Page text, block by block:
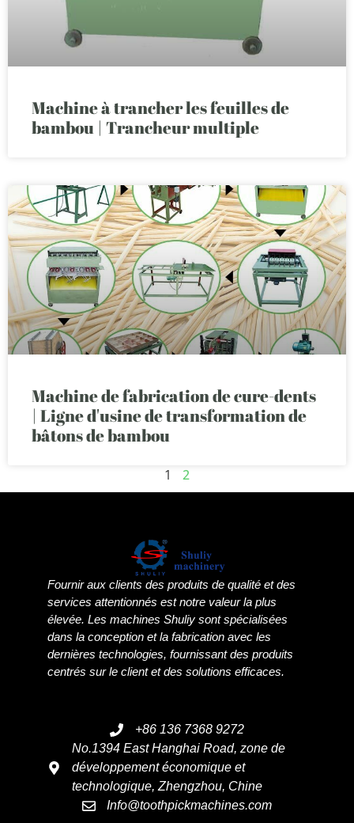
Machine à trancher les feuilles de
bambou | Trancheur multiple
Machine de fabrication de cure-dents
| Ligne d'usine de transformation de
bâtons de bambou
1 2
Fournir aux clients des produits de qualité et des
services attentionnés est notre valeur la plus
élevée. Les machines Shuliy sont spécialisées
dans la conception et la fabrication avec les
dernières technologies, fournissant des produits
centrés sur le client et des solutions efficaces.
+86 136 7368 9272
No.1394 East Hanghai Road, zone de
développement économique et
technologique, Zhengzhou, Chine
Info@toothpickmachines.com